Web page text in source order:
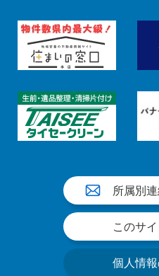
所属別
このサ
個人情報